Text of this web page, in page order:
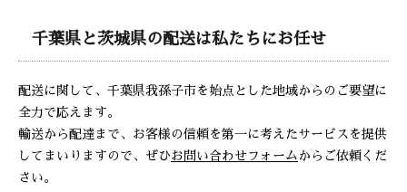
千葉県と茨城県の配送は私たちにお任せ
配送に関して、千葉県我孫子市を始点とした地域からのご要望に
全力で応えます。
輸送から配達まで、お客様の信頼を第一に考えたサービスを提供
してまいりますので、ぜひお問い合わせフォーム からご依頼くだ
さい。